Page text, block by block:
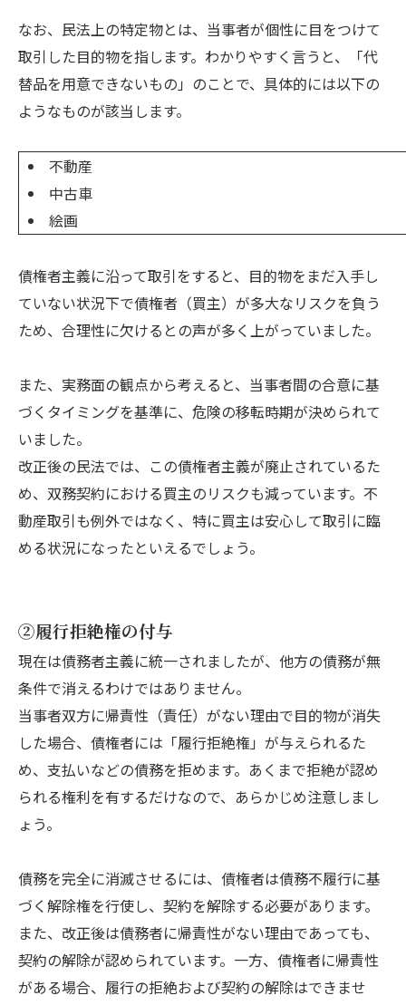
なお、民法上の特定物とは、当事者が個性に目をつけて
取引した目的物を指します。わかりやすく言うと、「代
替品を用意できないもの」のことで、具体的には以下の
ようなものが該当します。
不動産
中古車
絵画
債権者主義に沿って取引をすると、目的物をまだ入手し
ていない状況下で債権者（買主）が多大なリスクを負う
ため、合理性に欠けるとの声が多く上がっていました。
また、実務面の観点から考えると、当事者間の合意に基
づくタイミングを基準に、危険の移転時期が決められて
いました。
改正後の民法では、この債権者主義が廃止されているた
め、双務契約における買主のリスクも減っています。不
動産取引も例外ではなく、特に買主は安心して取引に臨
める状況になったといえるでしょう。
②履行拒絶権の付与
現在は債務者主義に統一されましたが、他方の債務が無
条件で消えるわけではありません。
当事者双方に帰責性（責任）がない理由で目的物が消失
した場合、債権者には「履行拒絶権」が与えられるた
め、支払いなどの債務を拒めます。あくまで拒絶が認め
られる権利を有するだけなので、あらかじめ注意しまし
ょう。
債務を完全に消滅させるには、債権者は債務不履行に基
づく解除権を行使し、契約を解除する必要があります。
また、改正後は債務者に帰責性がない理由であっても、
契約の解除が認められています。一方、債権者に帰責性
がある場合、履行の拒絶および契約の解除はできませ